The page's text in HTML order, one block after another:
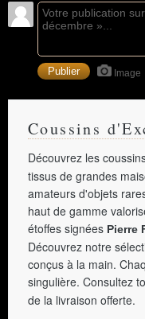
Image
Coussins
Découvrez les
tissus de grandes
amateurs d'objets
haut de gamme
étoffes signées Pierre
Découvrez notre
conçus à la main.
singulière. Consultez
de la livraison offerte.